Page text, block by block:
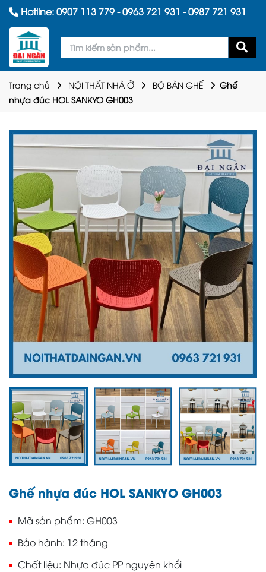
Hotline:0907 113 779-0963 721 931 -0987 721 931
Trang chủ NỘI THẤT NHÀ Ở BỘ BÀN GHẾ
Ghế
nhựa đúc HOL SANKYO GH003
Ghế nhựa đúc HOL SANKYO GH003
Mã sản phẩm GH003
Bảo hành 12 tháng
Chất liệu Nhựa đúc PP nguyên khổi